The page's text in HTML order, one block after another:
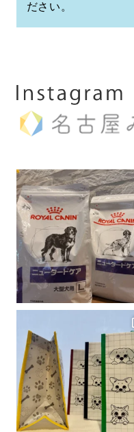
ださい。